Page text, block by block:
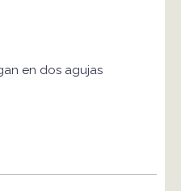
en dos agujas